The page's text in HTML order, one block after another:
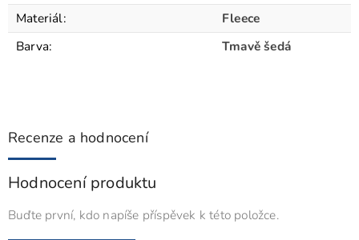
Materiál:
Fleece
Barva: Tmavě šedá
Recenze a hodnocení
Hodnocení produktu
Buďte první, kdo napíše příspěvek k této položce.